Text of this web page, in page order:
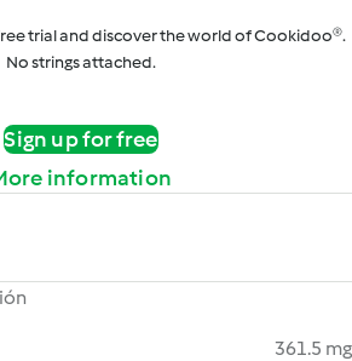
trial and discover the world of Cookidoo®.
No strings attached.
Sign up for free
information
361.5 mg